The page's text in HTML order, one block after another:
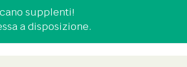
supplenti!
a disposizione.